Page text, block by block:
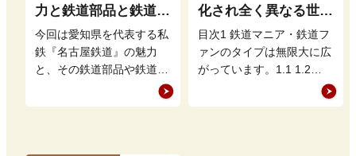
力と鉄道部品と鉄道模
型の買取
今回は愛知県を代表する私
鉄『名古屋鉄道』の魅力
と、その鉄道部品や鉄道模
型と楽しむと言う部分から
名鉄が人々を引き付ける理
化され全く異なる世界
で生きている。
目次1 鉄道マニア・鉄道フ
ァンのタイプは無限大に広
がっています。1.1 1.2
１、〇〇鉄の種類がとにか
く多い。1.3 ２、鉄道の…